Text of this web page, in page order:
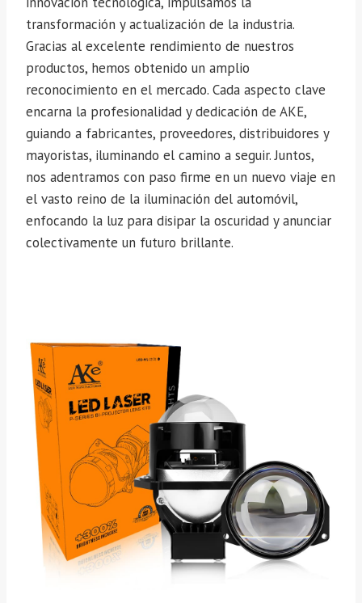
transformación y actualización de la industria.
Gracias al excelente rendimiento de nuestros
productos, hemos obtenido un amplio
reconocimiento en el mercado. Cada aspecto clave
encarna la profesionalidad y dedicación de AKE,
guiando a fabricantes, proveedores, distribuidores y
mayoristas, iluminando el camino a seguir. Juntos,
nos adentramos con paso firme en un nuevo viaje en
el vasto reino de la iluminación del automóvil,
enfocando la luz para disipar la oscuridad y anunciar
colectivamente un futuro brillante.